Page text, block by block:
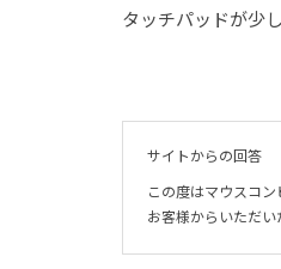
タッチパッドが少
サイトからの回答
この度はマウスコ
お客様からいただい